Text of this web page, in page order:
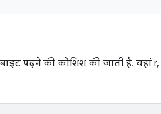
पढ़ने की कोशिश की जाती है. यहां